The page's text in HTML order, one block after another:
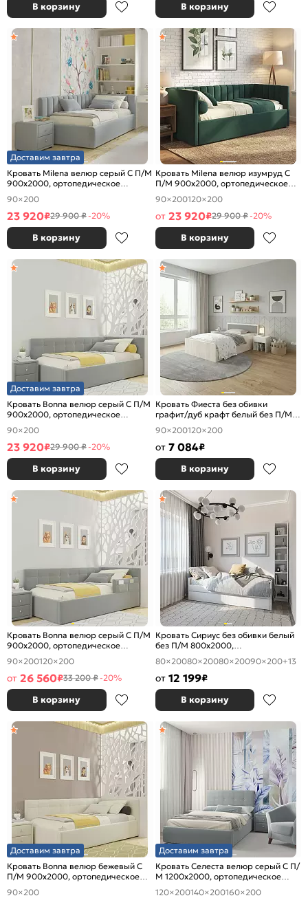
В корзину В корзину
Доставим завтра
Кровать Milena велюр серый С П/М
900x2000, ортопедическое
основание, изголовье мягкое
90×200
23 920₽29 900 ₽-20%
В корзину
Кровать Milena велюр изумруд С
П/М 900x2000, ортопедическое
основание, изголовье мягкое
90×200120×200
от 23 920₽29 900 ₽-20%
В корзину
Доставим завтра
Кровать Bonna велюр серый С П/М
900x2000, ортопедическое
основание, изголовье мягкое
90×200
23 920₽29 900 ₽-20%
В корзину
Кровать Фиеста без обивки
графит/дуб крафт белый без П/М
1200x2000, изголовье жесткое
90×200120×200
от 7 084₽
В корзину
Кровать Bonna велюр серый С П/М
900x2000, ортопедическое
основание, изголовье мягкое
90×200120×200
от 26 560₽33 200 ₽-20%
В корзину
Кровать Сириус без обивки белый
без П/М 800x2000,
ортопедическое основание,
изголовье жесткое
80×20080×20080×20090×200+13
от 12 199₽
В корзину
Доставим завтра
Кровать Bonna велюр бежевый С
П/М 900x2000, ортопедическое
основание, изголовье мягкое
90×200
Доставим завтра
Кровать Селеста велюр серый С П/
М 1200x2000, ортопедическое
основание, изголовье мягкое
120×200140×200160×200